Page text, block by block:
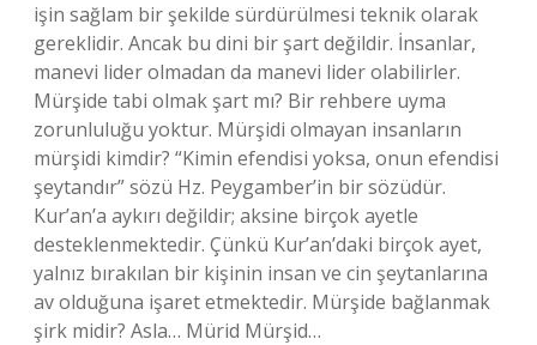
işin sağlam bir şekilde sürdürülmesi teknik olarak
gereklidir. Ancak bu dini bir şart değildir. İnsanlar,
manevi lider olmadan da manevi lider olabilirler.
Mürşide tabi olmak şart mı? Bir rehbere uyma
zorunluluğu yoktur. Mürşidi olmayan insanların
mürşidi kimdir? “Kimin efendisi yoksa, onun efendisi
şeytandır” sözü Hz. Peygamber’in bir sözüdür.
Kur’an’a aykırı değildir; aksine birçok ayetle
desteklenmektedir. Çünkü Kur’an’daki birçok ayet,
yalnız bırakılan bir kişinin insan ve cin şeytanlarına
av olduğuna işaret etmektedir. Mürşide bağlanmak
şirk midir? Asla… Mürid Mürşid…